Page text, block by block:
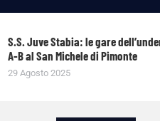
S.S. Juve Stabia: le gare
A-B al San Michele di Pimonte
29 Agosto 2025